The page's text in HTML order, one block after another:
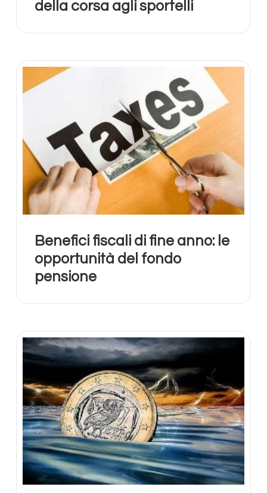
della corsa agli sportelli
Benefici fiscali di fine anno: le
opportunità del fondo
pensione